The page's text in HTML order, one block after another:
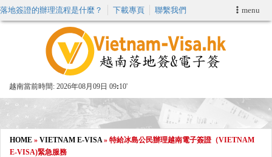
menu
落地簽證的辦理流程是什麼？ 下載專頁 聯繫我們
越南當前時間: 2026年08月09日 09:10'
申請簽證
VIP快速通關服务
加快E-VISA服務
HOME » VIETNAM E-VISA» 特給冰島公民辦理越南電子簽證（VIETNAM
E-VISA)緊急服務